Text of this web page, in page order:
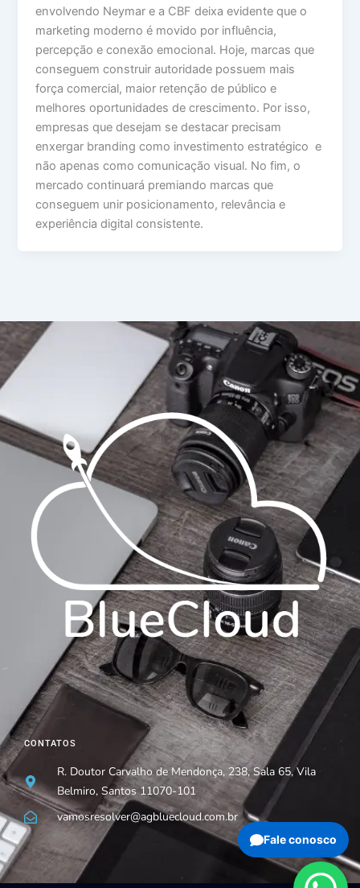
envolvendo Neymar e a CBF deixa evidente que o
marketing moderno é movido por influência,
percepção e conexão emocional. Hoje, marcas que
conseguem construir autoridade possuem mais
força comercial, maior retenção de público e
melhores oportunidades de crescimento. Por isso,
empresas que desejam se destacar precisam
enxergar branding como investimento estratégico e
não apenas como comunicação visual. No fim, o
mercado continuará premiando marcas que
conseguem unir posicionamento, relevância e
experiência digital consistente.
CONTATOS
R. Doutor Carvalho de Mendonça, 238, Sala 65, Vila
Belmiro, Santos 11070-101
vamosresolver@agbluecloud.com.br
Fale conosco